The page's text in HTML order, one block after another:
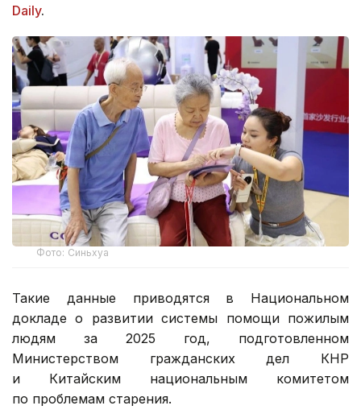
Daily.
Фото: Синьхуа
Такие данные приводятся в Национальном
докладе о развитии системы помощи пожилым
людям за 2025 год, подготовленном
Министерством гражданских дел КНР
и Китайским национальным комитетом
по проблемам старения.